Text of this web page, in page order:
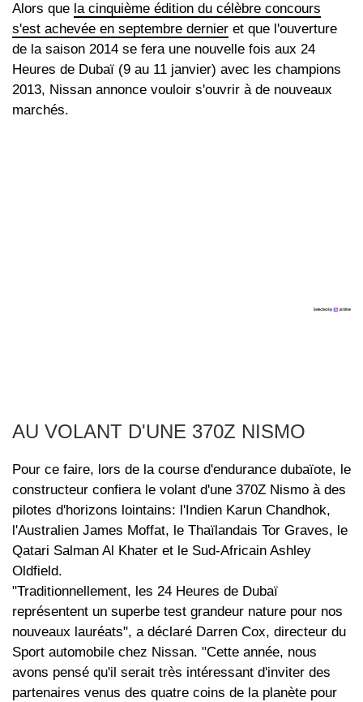
Alors que la cinquième édition du célèbre concours
s'est achevée en septembre dernier et que l'ouverture
de la saison 2014 se fera une nouvelle fois aux 24
Heures de Dubaï (9 au 11 janvier) avec les champions
2013, Nissan annonce vouloir s'ouvrir à de nouveaux
marchés.
AU VOLANT D'UNE 370Z NISMO
Pour ce faire, lors de la course d'endurance dubaïote, le
constructeur confiera le volant d'une 370Z Nismo à des
pilotes d'horizons lointains: l'Indien Karun Chandhok,
l'Australien James Moffat, le Thaïlandais Tor Graves, le
Qatari Salman Al Khater et le Sud-Africain Ashley
Oldfield.
"Traditionnellement, les 24 Heures de Dubaï
représentent un superbe test grandeur nature pour nos
nouveaux lauréats", a déclaré Darren Cox, directeur du
Sport automobile chez Nissan. "Cette année, nous
avons pensé qu'il serait très intéressant d'inviter des
partenaires venus des quatre coins de la planète pour